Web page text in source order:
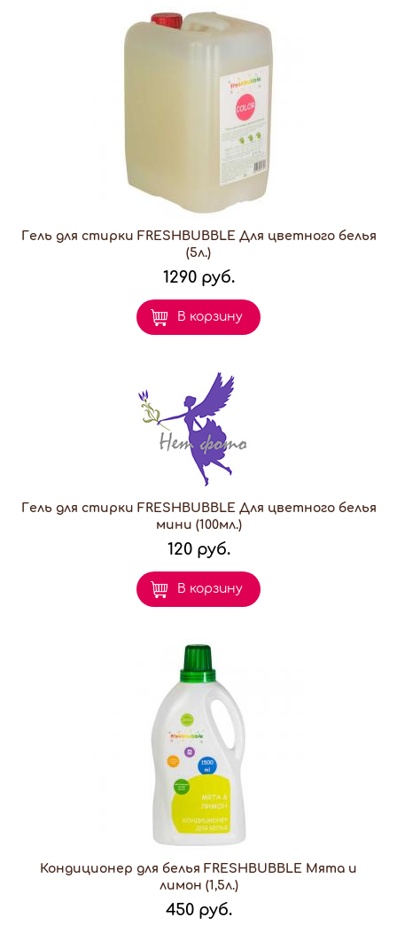
Гель для стирки FRESHBUBBLE Для цветного белья
(5л.)
1290 руб.
В корзину
Гель для стирки FRESHBUBBLE Для цветного белья
мини (100мл.)
120 руб.
В корзину
Кондиционер для белья FRESHBUBBLE Мята и
лимон (1,5л.)
450 руб.